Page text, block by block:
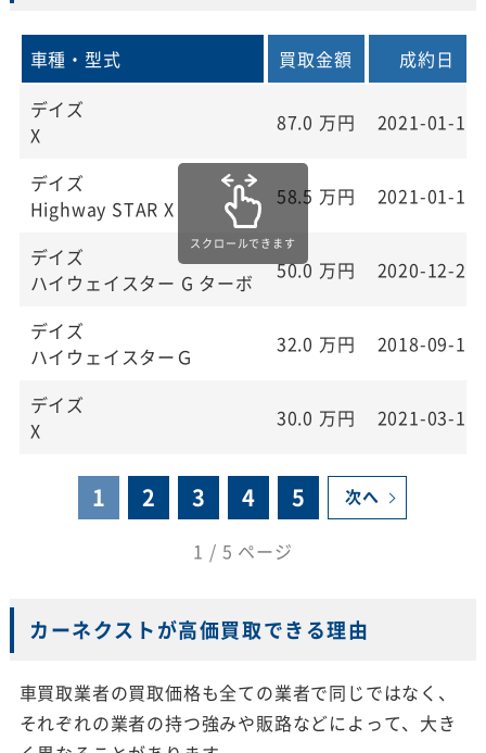
車種・型式 買取金額
成約日
デイズ
X
87.0 万円 2021-01-10
デイズ
Highway STAR X
58.5 万円 2021-01-17
デイズ
ハイウェイスター G ターボ
50.0 万円 2020-12-23
デイズ
ハイウェイスターＧ
32.0 万円 2018-09-13
デイズ
X
30.0 万円 2021-03-13
1 2 3 4 5 次へ
1 / 5 ページ
カーネクストが高価買取できる理由
車買取業者の買取価格も全ての業者で同じではなく、
それぞれの業者の持つ強みや販路などによって、大き